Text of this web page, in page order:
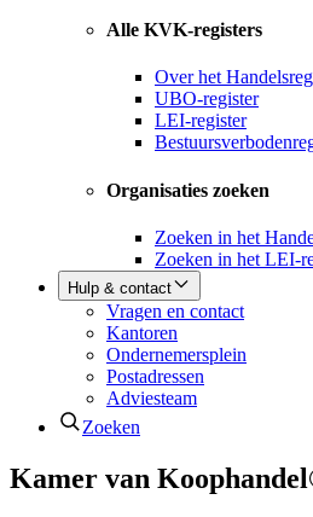
Alle KVK-registers
Over het
UBO-register
LEI-register
Organisaties zoeken
Zoeken in het
Zoeken in het LEI-
Hulp & contact
Vragen en contact
Kantoren
Ondernemersplein
Postadressen
Adviesteam
Zoeken
Kamer van